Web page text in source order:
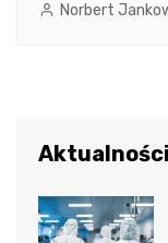
Norbert
Aktualności